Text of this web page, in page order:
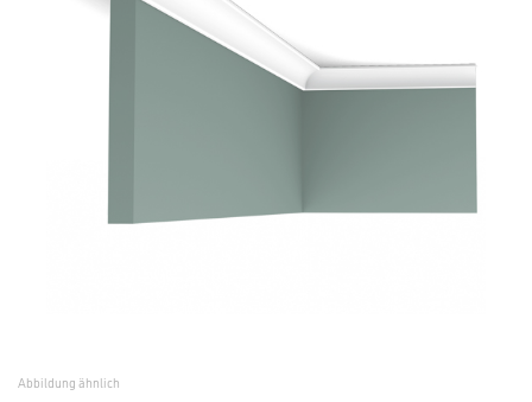
Abbildung ähnlich